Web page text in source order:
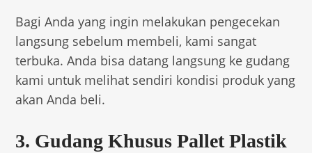
Bagi Anda yang ingin melakukan pengecekan
langsung sebelum membeli, kami sangat
terbuka. Anda bisa datang langsung ke gudang
kami untuk melihat sendiri kondisi produk yang
akan Anda beli.
3. Gudang Khusus Pallet Plastik